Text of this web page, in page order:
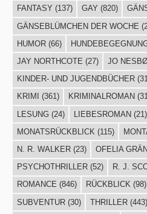
FANTASY (137) GAY (820)
GÄNSEBLÜMCHEN DER WOCHE
HUMOR(66)
JAY NORTHCOTE (27) JO
KINDER- UND JUGENDBÜCHER
KRIMI
(361) KRIMINALROMAN
LESUNG(24) LIEBESROMAN(21)
MONATSRÜCKBLICK (115)
N. R. WALKER(23) OFELIA
PSYCHOTHRILLER(52) R. J.
ROMANCE (846) RÜCKBLICK(98)
SUBVENTUR(30) THRILLER(443)